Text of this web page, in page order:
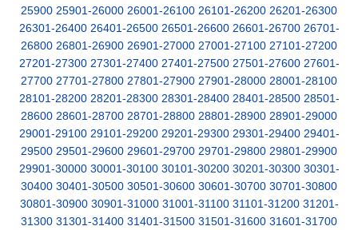
25900 25901-26000 26001-26100 26101-26200 26201-26300
26301-26400 26401-26500 26501-26600 26601-26700 26701-
26800 26801-26900 26901-27000 27001-27100 27101-27200
27201-27300 27301-27400 27401-27500 27501-27600 27601-
27700 27701-27800 27801-27900 27901-28000 28001-28100
28101-28200 28201-28300 28301-28400 28401-28500 28501-
28600 28601-28700 28701-28800 28801-28900 28901-29000
29001-29100 29101-29200 29201-29300 29301-29400 29401-
29500 29501-29600 29601-29700 29701-29800 29801-29900
29901-30000 30001-30100 30101-30200 30201-30300 30301-
30400 30401-30500 30501-30600 30601-30700 30701-30800
30801-30900 30901-31000 31001-31100 31101-31200 31201-
31300 31301-31400 31401-31500 31501-31600 31601-31700